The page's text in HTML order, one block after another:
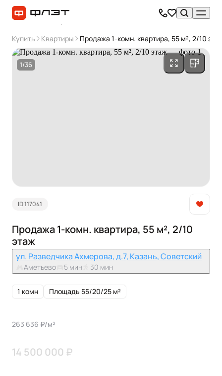
Купить Квартиры Продажа 1-комн. квартира, 55 м², 2/10
1/36
ID 117041
Продажа 1-комн. квартира, 55 м², 2/10
этаж
ул. Разведчика Ахмерова, д.7, Казань, Советский
Аметьево 5 мин 30 мин
1 комн Площадь 55/20/25 м²
263 636 ₽/м²
14 500 000 ₽